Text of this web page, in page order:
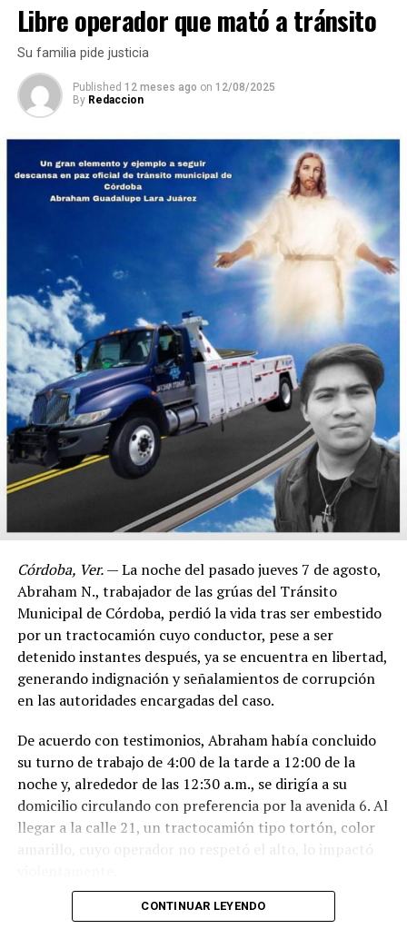
De obtener resultados favorables en esa etapa, el equipo
tendría la posibilidad de representar a México en la final
internacional de la WRO, que se efectuará en Costa Rica.
Libre operador que mató a tránsito
Su familia pide justicia
Published 12 meses ago on 12/08/2025
By Redaccion
Córdoba, Ver.— La noche del pasado jueves 7 de agosto,
Abraham N., trabajador de las grúas del Tránsito
Municipal de Córdoba, perdió la vida tras ser embestido
por un tractocamión cuyo conductor, pese a ser
detenido instantes después, ya se encuentra en libertad,
generando indignación y señalamientos de corrupción
en las autoridades encargadas del caso.
De acuerdo con testimonios, Abraham había concluido
su turno de trabajo de 4:00 de la tarde a 12:00 de la
noche y, alrededor de las 12:30 a.m., se dirigía a su
domicilio circulando con preferencia por la avenida 6. Al
llegar a la calle 21, un tractocamión tipo tortón, color
amarillo, cuyo operador no respetó el alto, lo impactó
El conductor, identificado como Adán “N.”, de
CONTINUAR LEYENDO